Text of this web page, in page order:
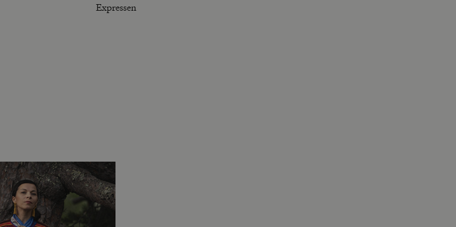
Expressen